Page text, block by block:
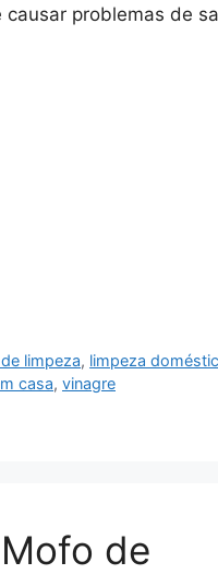
problemas de
limpeza, limpeza
casa, vinagre
de